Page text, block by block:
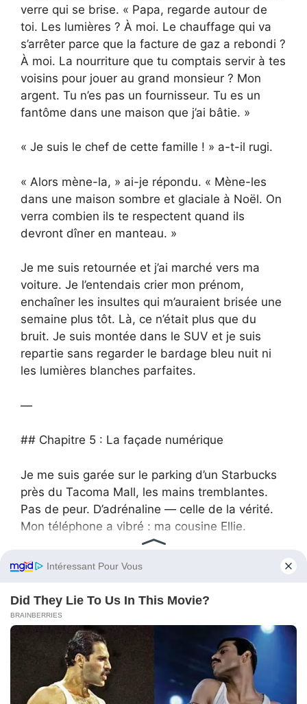
verre qui se brise. « Papa, regarde autour de
toi. Les lumières ? À moi. Le chauffage qui va
s’arrêter parce que la facture de gaz a rebondi ?
À moi. La nourriture que tu comptais servir à tes
voisins pour jouer au grand monsieur ? Mon
argent. Tu n’es pas un fournisseur. Tu es un
fantôme dans une maison que j’ai bâtie. »
« Je suis le chef de cette famille ! » a-t-il rugi.
« Alors mène-la, » ai-je répondu. « Mène-les
dans une maison sombre et glaciale à Noël. On
verra combien ils te respectent quand ils
devront dîner en manteau. »
Je me suis retournée et j’ai marché vers ma
voiture. Je l’entendais crier mon prénom,
enchaîner les insultes qui m’auraient brisée une
semaine plus tôt. Là, ce n’était plus que du
bruit. Je suis montée dans le SUV et je suis
repartie sans regarder le bardage bleu nuit ni
les lumières blanches parfaites.
—
## Chapitre 5 : La façade numérique
Je me suis garée sur le parking d’un Starbucks
près du Tacoma Mall, les mains tremblantes.
Pas de peur. D’adrénaline — celle de la vérité.
Mon téléphone a vibré : ma cousine Ellie.
**Ellie :** « Lauren, t’as vu le Facebook de ton
J’ai ouvert l’appli. George Mitchell s’était activé.
Il avait posté une photo de la maison —
illuminée, rayonnante — avec une légende qui
ressemblait à un discours politique :
« Tellement fier de ce que le travail et les